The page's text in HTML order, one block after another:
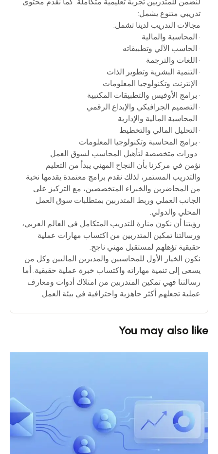
تدريبي متنوع يشمل:
مجالات التدريب لدينا تشمل:
• المحاسبة والمالية
• الحاسب الآلي وتطبيقاته
• اللغات والترجمة
• التنمية البشرية وتطوير الذات
• الإنترنت وتكنولوجيا المعلومات
• برامج الأوفيس والتطبيقات المكتبية
• التصميم الجرافيكي والإبداع الرقمي
• المحاسبة المالية والإدارية
• التحليل المالي والتخطيط
• برامج المحاسبة وتكنولوجيا المعلومات
• دورات متخصصة لتأهيل المحاسب لسوق العمل
نؤمن في مركزنا بأن النجاح المهني يبدأ من التعليم
والتدريب المستمر، لذلك نقدم برامج معتمدة يقدمها نخبة
من المحاضرين والخبراء المتخصصين، مع التركيز على
الجانب العملي وربط المتدربين بمتطلبات سوق العمل
المحلي والدولي.
رؤيتنا أن نكون منارة للتدريب المتكامل في العالم العربي،
ورسالتنا تمكين المتدربين من اكتساب مهارات عملية
حقيقية تؤهلهم لمستقبل مهني ناجح.
نكون الخيار الأول للمحاسبين والمديرين الماليين وكل من
يسعى إلى تنمية مهاراته واكتساب خبرة عملية حقيقية. أما
رسالتنا فهي تمكين المتدربين من امتلاك أدوات ومعارف
عملية تجعلهم أكثر جاهزية واحترافية في بيئة العمل.
You may also like